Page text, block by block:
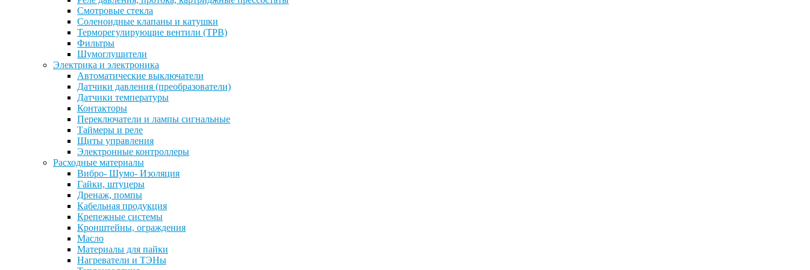
Смотровые стекла
Соленоидные клапаны и катушки
Терморегулирующие вентили (ТРВ)
Фильтры
Шумоглушители
Электрика и электроника
Автоматические выключатели
Датчики давления (преобразователи)
Датчики температуры
Контакторы
Переключатели и лампы сигнальные
Таймеры и реле
Щиты управления
Электронные контроллеры
Расходные материалы
Вибро- Шумо- Изоляция
Гайки, штуцеры
Дренаж, помпы
Кабельная продукция
Крепежные системы
Кронштейны, ограждения
Масло
Материалы для пайки
Нагреватели и ТЭНы